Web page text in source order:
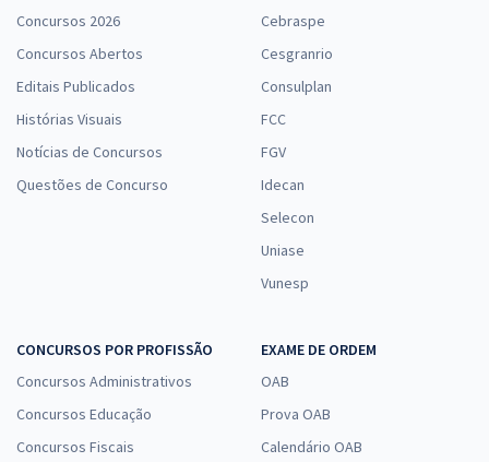
UNIFAP - Universidade Federal do Amapá - Conhecimentos
Específicos para Farmacêutico (Pós-edital)
R$26,66
Economize R$ 79,98 (-20%)
Comprar
UNIFAP - Universidade Federal do Amapá - Conhecimentos
R$ 271,84
à vista
ou 12x de
R$22,65
Comprar
Concursos 2026
Concursos Abertos
Editais Publicados
Histórias Visuais
Notícias de Concursos
Questões de Concurso
Cebraspe
Cesgranrio
Consulplan
FCC
FGV
Idecan
Selecon
Uniase
Vunesp
CONCURSOS POR PROFISSÃO
Concursos Administrativos
Concursos Educação
Concursos Fiscais
EXAME DE ORDEM
OAB
Prova OAB
Calendário OAB